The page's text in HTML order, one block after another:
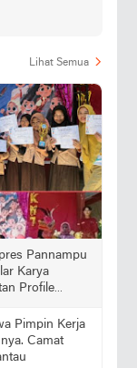
Lihat Semua
Pannampu
Karya
Profile
Pimpin Kerja
Camat